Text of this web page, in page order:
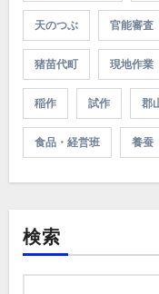
天のつぶ 官能審査
猪苗代町 現地作業
稲作 試作 郡
食品・経営班 養蚕
検索